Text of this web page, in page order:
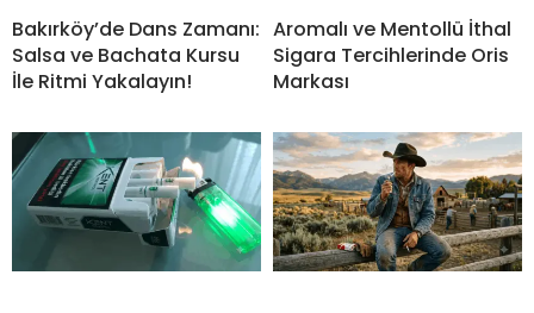
Bakırköy’de Dans Zamanı:
Salsa ve Bachata Kursu
İle Ritmi Yakalayın!
Aromalı ve Mentollü İthal
Sigara Tercihlerinde Oris
Markası